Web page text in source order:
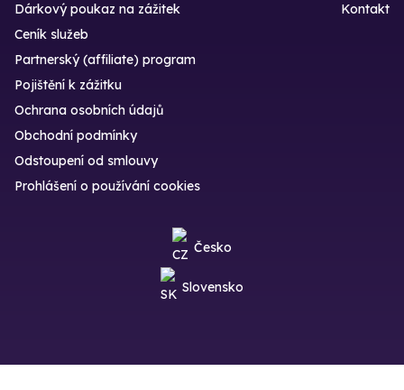
Dárkový poukaz na zážitek
Kontakt
Ceník služeb
Partnerský (affiliate) program
Pojištění k zážitku
Ochrana osobních údajů
Obchodní podmínky
Odstoupení od smlouvy
Prohlášení o používání cookies
Česko
Slovensko